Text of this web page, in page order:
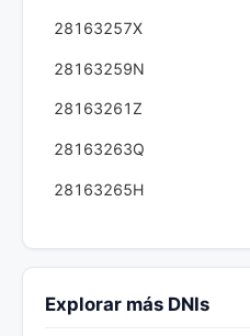
28163257X
28163259N
28163261Z
28163263Q
28163265H
Explorar más DNIs